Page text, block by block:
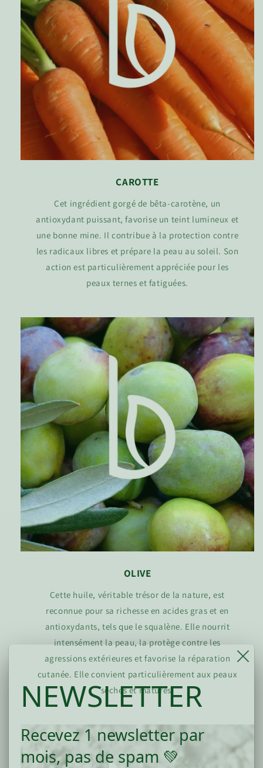
CAROTTE
Cet ingrédient gorgé de bêta-carotène, un
antioxydant puissant, favorise un teint lumineux et
une bonne mine. Il contribue à la protection contre
les radicaux libres et prépare la peau au soleil. Son
action est particulièrement appréciée pour les
peaux ternes et fatiguées.
OLIVE
Cette huile, véritable trésor de la nature, est
reconnue pour sa richesse en acides gras et en
antioxydants, tels que le squalène. Elle nourrit
intensément la peau, la protège contre les
agressions extérieures et favorise la réparation
cutanée. Elle convient particulièrement aux peaux
sèches et matures.
NEWSLETTER
Recevez 1 newsletter par
mois, pas de spam 💚